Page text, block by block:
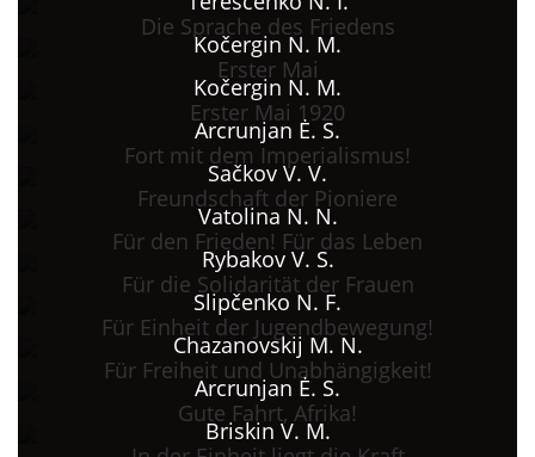
Die Sprache des Friedens
Kočergin N. M.
Erster Mai
Kočergin N. M.
Erster Mai 1920
Arcrunjan Ė. S.
Fort mit dem Imperialismus!
Sačkov V. V.
Freundschaft der Pioniere
Vatolina N. N.
Für den Frieden! Für das Leben
Rybakov V. S.
Für die Solidarität der Frauen
Slipčenko N. F.
Für Einheit der Jugendbewegung!
Chazanovskij M. N.
Für Freiheit und Unabhängigkeit!
Arcrunjan Ė. S.
Gute Fahrt, Afrika!
Briskin V. M.